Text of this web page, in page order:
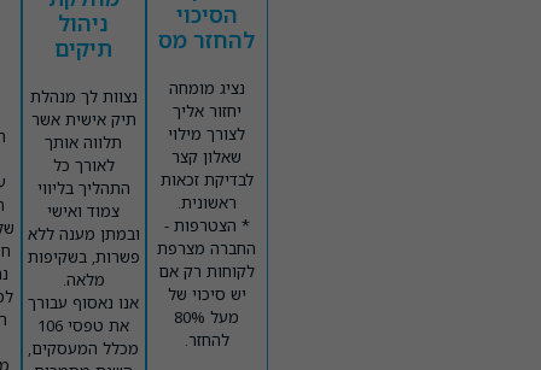
הסיכוי
להחזר מס
נציג מומחה
יחזור אליך
לצורך מילוי
שאלון קצר
לבדיקת זכאות
ראשונית.
* הצטרפות -
החברה מצרפת
לקוחות רק אם
יש סיכוי של
מעל 80%
להחזר.
ניהול
תיקים
נצוות לך מנהלת
תיק אישית אשר
תלווה אותך
לאורך כל
התהליך בליווי
צמוד ואישי
ובמתן מענה ללא
פשרות, בשקיפות
מלאה.
אנו נאסוף עבורך
את טפסי 106
מכלל המעסקים,